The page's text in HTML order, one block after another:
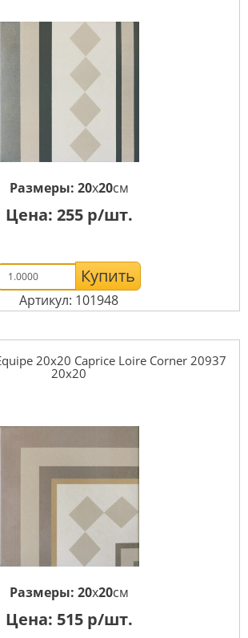
Размеры: 20x20см
Цена: 255р/шт.
Купить
Артикул: 101948
20x20 Caprice Loire Corner 20937
20x20
Размеры: 20x20см
Цена: 515р/шт.